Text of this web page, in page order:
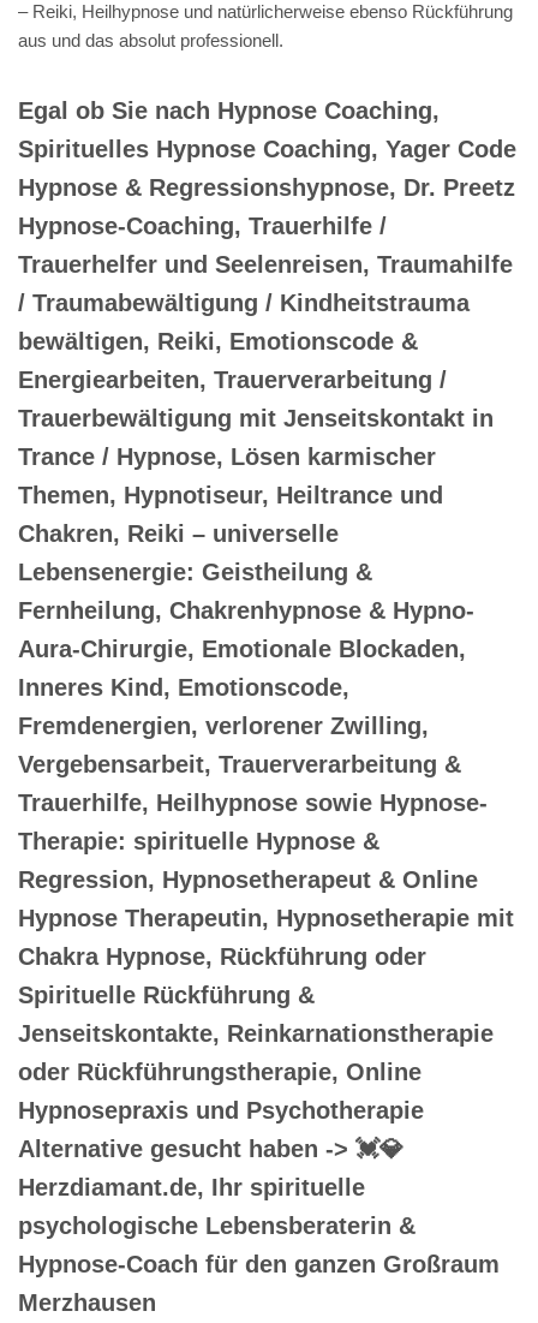
– Reiki, Heilhypnose und natürlicherweise ebenso Rückführung
aus und das absolut professionell.
Egal ob Sie nach Hypnose Coaching,
Spirituelles Hypnose Coaching, Yager Code
Hypnose & Regressionshypnose, Dr. Preetz
Hypnose-Coaching, Trauerhilfe /
Trauerhelfer und Seelenreisen, Traumahilfe
/ Traumabewältigung / Kindheitstrauma
bewältigen, Reiki, Emotionscode &
Energiearbeiten, Trauerverarbeitung /
Trauerbewältigung mit Jenseitskontakt in
Trance / Hypnose, Lösen karmischer
Themen, Hypnotiseur, Heiltrance und
Chakren, Reiki – universelle
Lebensenergie: Geistheilung &
Fernheilung, Chakrenhypnose & Hypno-
Aura-Chirurgie, Emotionale Blockaden,
Inneres Kind, Emotionscode,
Fremdenergien, verlorener Zwilling,
Vergebensarbeit, Trauerverarbeitung &
Trauerhilfe, Heilhypnose sowie Hypnose-
Therapie: spirituelle Hypnose &
Regression, Hypnosetherapeut & Online
Hypnose Therapeutin, Hypnosetherapie mit
Chakra Hypnose, Rückführung oder
Spirituelle Rückführung &
Jenseitskontakte, Reinkarnationstherapie
oder Rückführungstherapie, Online
Hypnosepraxis und Psychotherapie
Alternative gesucht haben -> 💓️💎
Herzdiamant.de, Ihr spirituelle
psychologische Lebensberaterin &
Hypnose-Coach für den ganzen Großraum
Merzhausen